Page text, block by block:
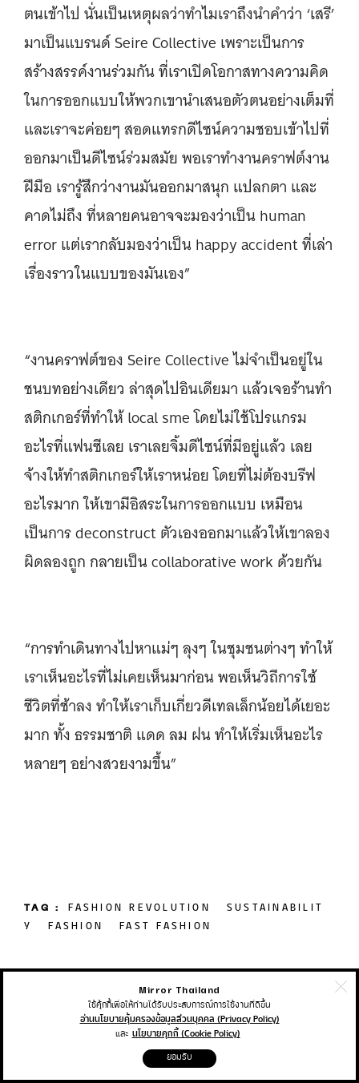
ตนเข้าไป นั่นเป็นเหตุผลว่าทำไมเราถึงนำคำว่า ‘เสรี’
มาเป็นแบรนด์ Seire Collective เพราะเป็นการ
สร้างสรรค์งานร่วมกัน ที่เราเปิดโอกาสทางความคิด
ในการออกแบบให้พวกเขานำเสนอตัวตนอย่างเต็มที่
และเราจะค่อยๆ สอดแทรกดีไซน์ความชอบเข้าไปที่
ออกมาเป็นดีไซน์ร่วมสมัย พอเราทำงานคราฟต์งาน
ฝีมือ เรารู้สึกว่างานมันออกมาสนุก แปลกตา และ
คาดไม่ถึง ที่หลายคนอาจจะมองว่าเป็น human
error แต่เรากลับมองว่าเป็น happy accident ที่เล่า
เรื่องราวในแบบของมันเอง”
“งานคราฟต์ของ Seire Collective ไม่จำเป็นอยู่ใน
ชนบทอย่างเดียว ล่าสุดไปอินเดียมา แล้วเจอร้านทำ
สติกเกอร์ที่ทำให้ local sme โดยไม่ใช้โปรแกรม
อะไรที่แฟนซีเลย เราเลยจิ้มดีไซน์ที่มีอยู่แล้ว เลย
จ้างให้ทำสติกเกอร์ให้เราหน่อย โดยที่ไม่ต้องบรีฟ
อะไรมาก ให้เขามีอิสระในการออกแบบ เหมือน
เป็นการ deconstruct ตัวเองออกมาแล้วให้เขาลอง
ผิดลองถูก กลายเป็น collaborative work ด้วยกัน
“การทำเดินทางไปหาแม่ๆ ลุงๆ ในชุมชนต่างๆ ทำให้
เราเห็นอะไรที่ไม่เคยเห็นมาก่อน พอเห็นวิถีการใช้
ชีวิตที่ช้าลง ทำให้เราเก็บเกี่ยวดีเทลเล็กน้อยได้เยอะ
มาก ทั้ง ธรรมชาติ แดด ลม ฝน ทำให้เริ่มเห็นอะไร
หลายๆ อย่างสวยงามขึ้น”
TAG : FASHION REVOLUTION SUSTAINABILIT
Y FASHION FAST FASHION
แชร์บทความนี้
Mirror Thailand
ใช้คุ้กกี้เพื่อให้ท่านได้รับประสบการณ์การใช้งานที่ดีขึ้น
อ่านนโยบายคุ้มครองข้อมูลส่วนบุคคล (Privacy Policy)
และ นโยบายคุกกี้ (Cookie Policy)
ยอมรับ